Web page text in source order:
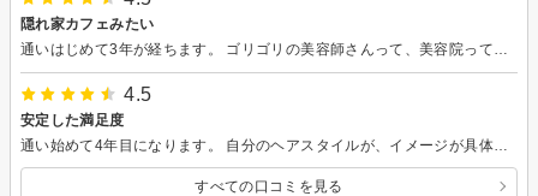
隠れ家カフェみたい
4.5
安定した満足度
通い始めて4年目になります。 自分のヘアスタイルが、イメージが具体化されていくのが楽しい、美容院です。
すべての口コミを見る